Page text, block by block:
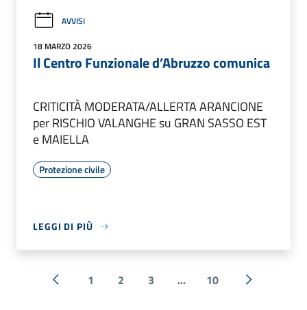
AVVISI
18 MARZO 2026
Il Centro Funzionale d’Abruzzo comunica
CRITICITÀ MODERATA/ALLERTA ARANCIONE
per RISCHIO VALANGHE su GRAN SASSO EST
e MAIELLA
Protezione civile
LEGGI DI PIÙ
« Precedente
1 2 3 ... 10 Successiva